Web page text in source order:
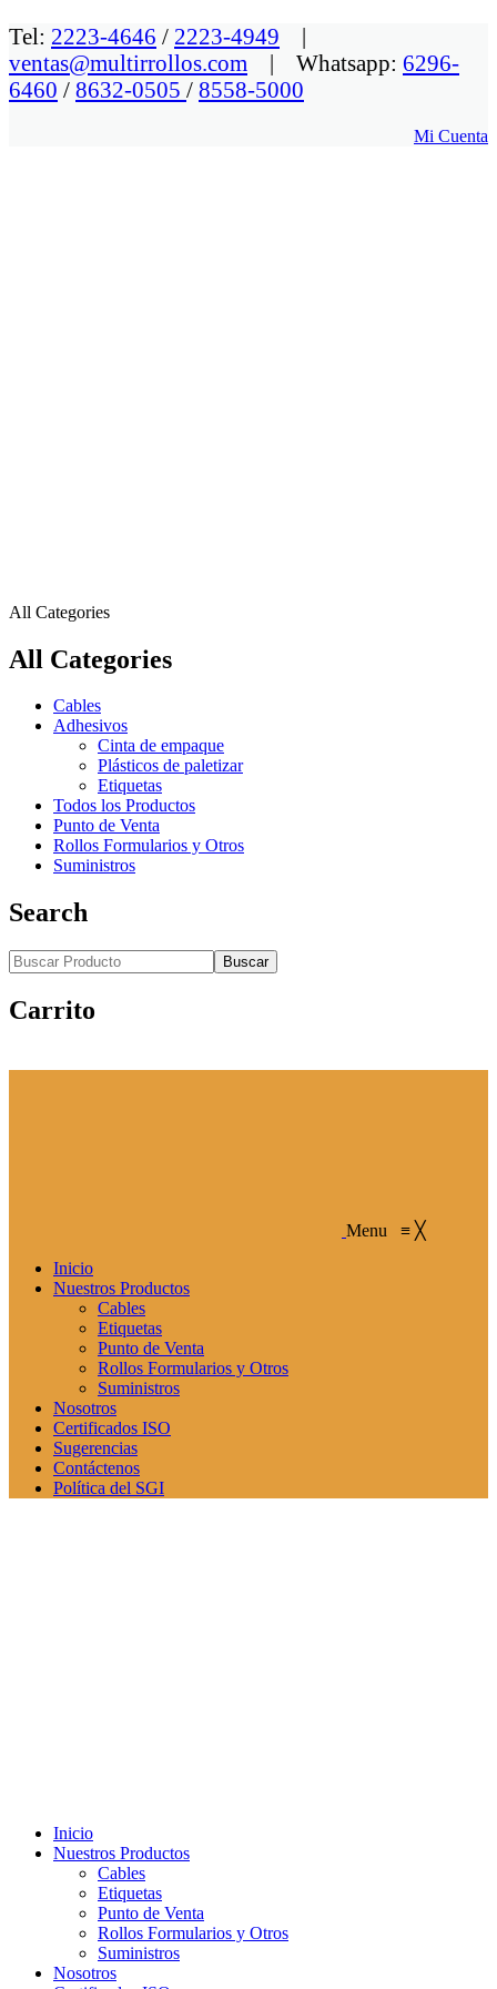
Tel: 2223-4646 / 2223-4949 |
ventas@multirrollos.com | Whatsapp: 6296-
6460 / 8632-0505 / 8558-5000
Mi Cuenta
All Categories
All Categories
Cables
Adhesivos
Cinta de empaque
Plásticos de paletizar
Etiquetas
Todos los Productos
Punto de Venta
Rollos Formularios y Otros
Suministros
Search
Buscar
Carrito
Menu ≡ ╳
Inicio
Nuestros Productos
Cables
Etiquetas
Punto de Venta
Rollos Formularios y Otros
Suministros
Nosotros
Certificados ISO
Sugerencias
Contáctenos
Política del SGI
Inicio
Nuestros Productos
Cables
Etiquetas
Punto de Venta
Rollos Formularios y Otros
Suministros
Nosotros